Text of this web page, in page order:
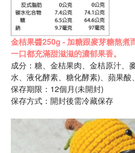
金桔果醬250g - 加糖跟麥芽糖熬煮
一口都充滿甜滋滋的濃郁果香。
成分：糖、金桔果肉、金桔原汁、
水、液化酵素、糖化酵素)、蘋果酸
保存期限：12個月(未開封)
保存方式：開封後需冷藏保存